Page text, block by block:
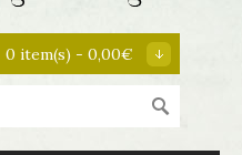
0 item(s) - 0,00€